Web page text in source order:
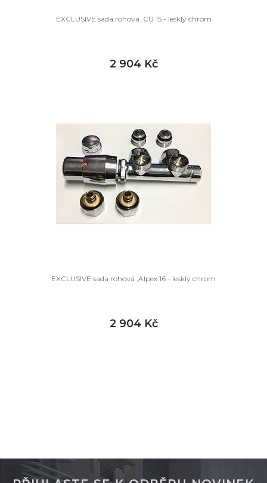
EXCLUSIVE sada rohová ,CU 15 - lesklý chrom
2 904 Kč
EXCLUSIVE sada rohová ,Alpex 16 - lesklý chrom
2 904 Kč